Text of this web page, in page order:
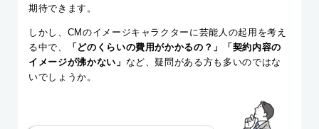
期待できます。
しかし、CMのイメージキャラクターに芸能人の起用を考え
る中で、
「どのくらいの費用がかかるの？」「契約内容の
イメージが沸かない」 など、疑問がある方も多いのではな
いでしょうか。